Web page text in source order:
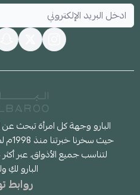
البارو وجهة كل امرأة تبحث عن
حيث
البارو لكِ
روابط